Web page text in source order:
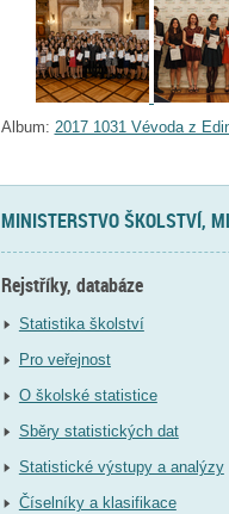
Album: 2017 1031 Vévoda z
MINISTERSTVO ŠKOLSTVÍ,
Rejstříky, databáze
Statistika školství
Pro veřejnost
O školské statistice
Sběry statistických dat
Statistické výstupy a analýzy
Číselníky a klasifikace